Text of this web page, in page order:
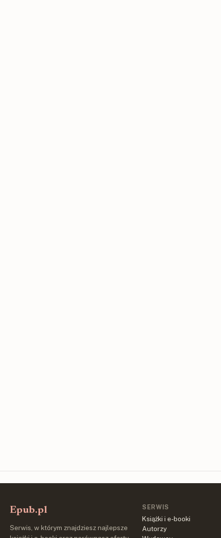
Epub.pl
Serwis, w którym znajdziesz najlepsze
SERWIS
Książki i e-booki
Autorzy